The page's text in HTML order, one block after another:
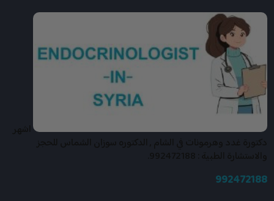
992472188